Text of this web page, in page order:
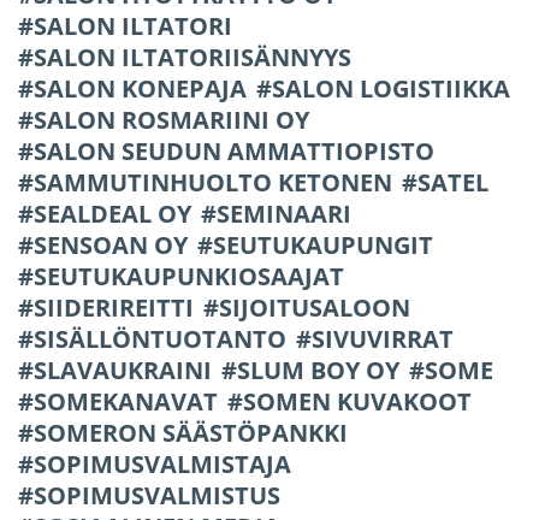
SALON ILTATORI
SALON ILTATORIISÄNNYYS
SALON KONEPAJA
SALON LOGISTIIKKA
SALON ROSMARIINI OY
SALON SEUDUN AMMATTIOPISTO
SAMMUTINHUOLTO KETONEN
SATEL
SEALDEAL OY
SEMINAARI
SENSOAN OY
SEUTUKAUPUNGIT
SEUTUKAUPUNKIOSAAJAT
SIIDERIREITTI
SIJOITUSALOON
SISÄLLÖNTUOTANTO
SIVUVIRRAT
SLAVAUKRAINI
SLUM BOY OY
SOME
SOMEKANAVAT
SOMEN KUVAKOOT
SOMERON SÄÄSTÖPANKKI
SOPIMUSVALMISTAJA
SOPIMUSVALMISTUS